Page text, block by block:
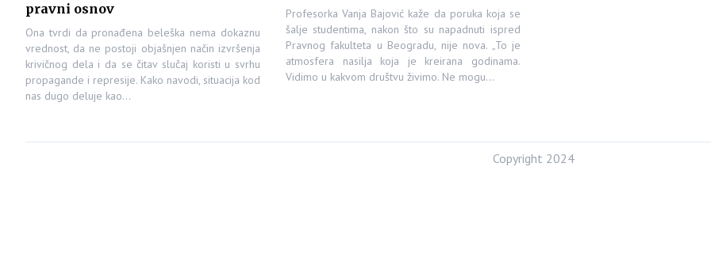
pravni osnov
Ona tvrdi da pronađena beleška nema dokaznu
vrednost, da ne postoji objašnjen način izvršenja
krivičnog dela i da se čitav slučaj koristi u svrhu
propagande i represije. Kako navodi, situacija kod
nas dugo deluje kao…
Profesorka Vanja Bajović kaže da poruka koja se
šalje studentima, nakon što su napadnuti ispred
Pravnog fakulteta u Beogradu, nije nova. „To je
atmosfera nasilja koja je kreirana godinama.
Vidimo u kakvom društvu živimo. Ne mogu…
Copyright 2024